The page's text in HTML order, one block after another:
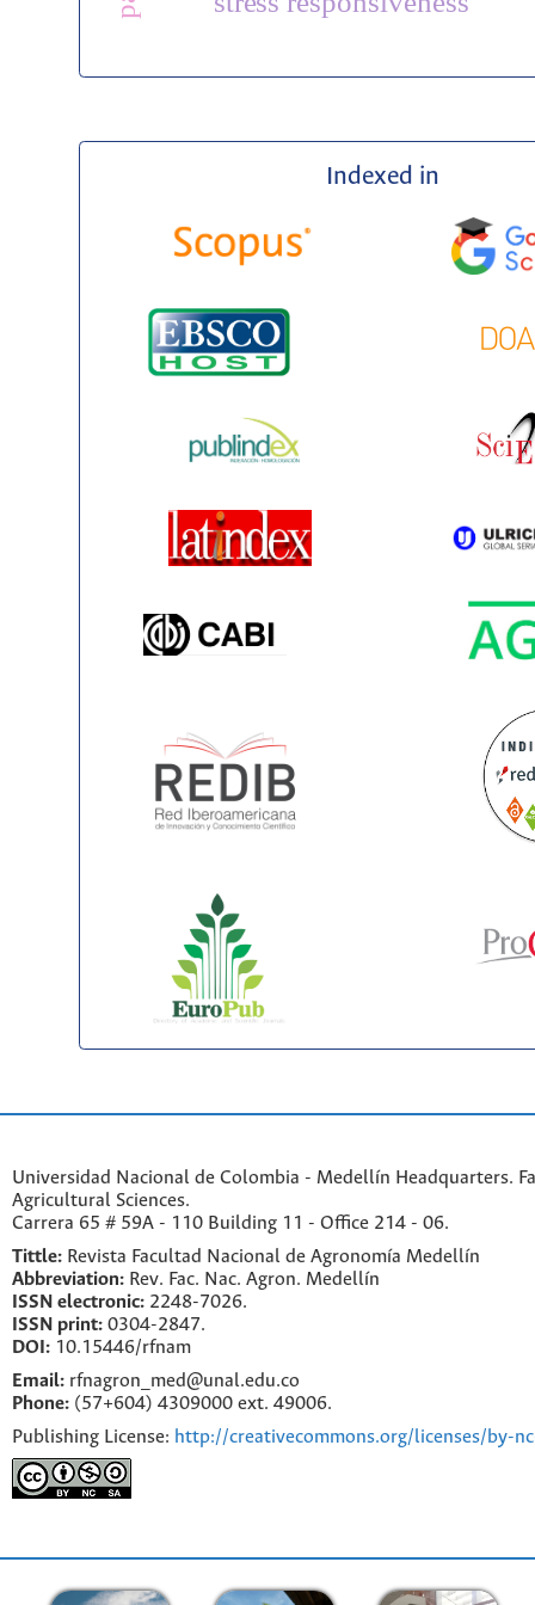
Indexed in
Universidad Nacional de Colombia - Medellín Headquarters.
Agricultural Sciences.
Carrera 65 # 59A - 110 Building 11 - Office 214 - 06.
Tittle: Revista Facultad Nacional de Agronomía Medellín
Abbreviation: Rev. Fac. Nac. Agron. Medellín
ISSN electronic: 2248-7026.
ISSN print: 0304-2847.
DOI: 10.15446/rfnam
Email: rfnagron_med@unal.edu.co
Phone: (57+604) 4309000 ext. 49006.
Publishing License: http://creativecommons.org/licenses/by-